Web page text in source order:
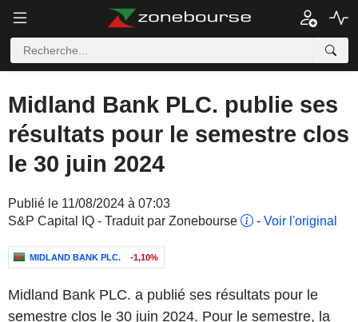
Midland Bank PLC. publie ses
résultats pour le semestre clos
le 30 juin 2024
Publié le 11/08/2024 à 07:03
S&P Capital IQ - Traduit par Zonebourse
- Voir l'original
MIDLAND BANK PLC. -1,10%
Midland Bank PLC. a publié ses résultats pour le
semestre clos le 30 juin 2024. Pour le semestre, la